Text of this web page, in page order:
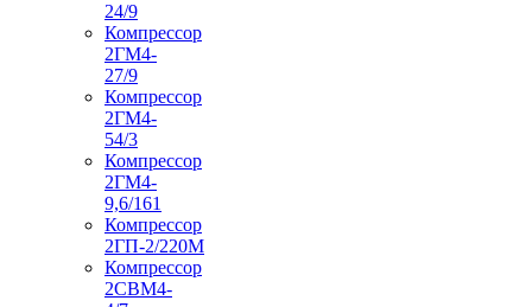
24/9
Компрессор
2ГМ4-
27/9
Компрессор
2ГМ4-
54/3
Компрессор
2ГМ4-
9,6/161
Компрессор
2ГП-2/220М
Компрессор
2СВМ4-